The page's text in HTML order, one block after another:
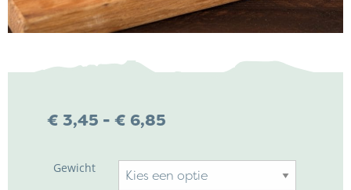
CONTACT
Kaasboerderij Weenink
€ 3,45 - € 6,85
€ 6,85
Gewicht